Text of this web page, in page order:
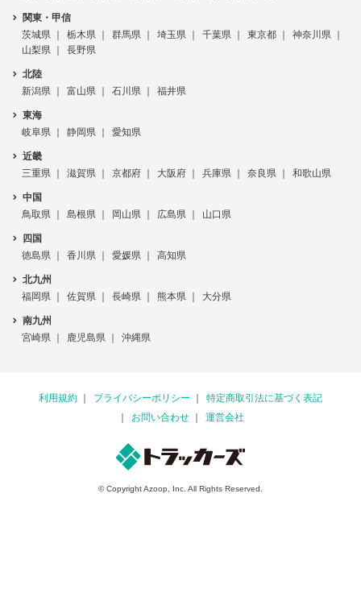
関東・甲信
茨城県
栃木県 群馬県 埼玉県 千葉県 東京都
神奈川県
山梨県
長野県
北陸
新潟県
富山県 石川県 福井県
東海
岐阜県
静岡県 愛知県
近畿
三重県
滋賀県 京都府 大阪府 兵庫県 奈良県 和歌山県
中国
鳥取県
島根県 岡山県 広島県 山口県
四国
徳島県
香川県 愛媛県 高知県
北九州
福岡県
佐賀県 長崎県 熊本県 大分県
南九州
宮崎県
鹿児島県 沖縄県
利用規約 プライバシーポリシー
特定商取引法に基づく表記
お問い合わせ
運営会社
© Copyright Azoop, Inc. All Rights Reserved.